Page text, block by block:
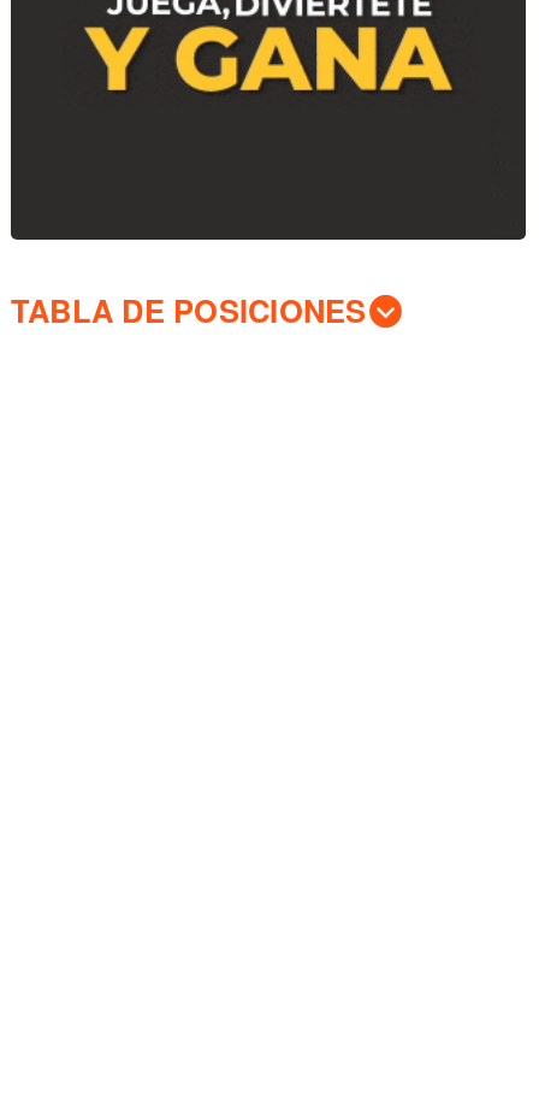
TABLA DE POSICIONES